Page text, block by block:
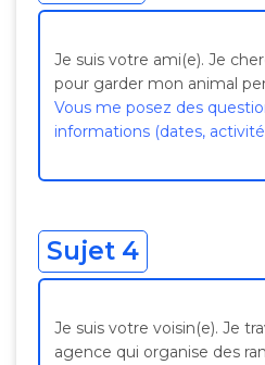
Je suis votre ami(e). Je
pour garder mon animal
Vous me posez des
informations (dates,
Sujet 4
Je suis votre voisin(e). Je
agence qui organise des